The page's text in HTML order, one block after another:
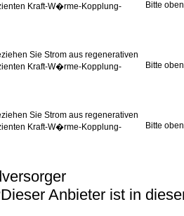
Kraft-W�rme-Kopplung-
Bitte
Sie Strom aus regenerativen
Kraft-W�rme-Kopplung-
Bitte
Sie Strom aus regenerativen
Kraft-W�rme-Kopplung-
Bitte
Dieser Anbieter ist in